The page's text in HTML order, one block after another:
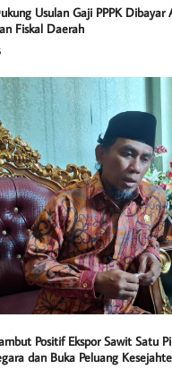
Usulan Gaji PPPK Dibayar
Fiskal Daerah
Positif Ekspor Sawit Satu
dan Buka Peluang